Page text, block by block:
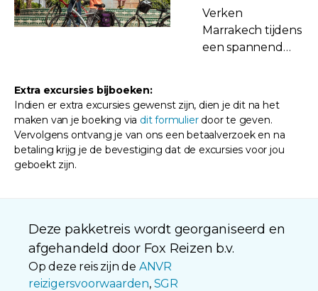
stadje te
verkennen!
Bezoek onder
de haven, de
Joodse wijk
Derb Lealouj en
weer naar je
accommodatie
Verken
Marrakech tijdens
een spannend
onder in de
levendige
kleuren van de
medina, fiets door
oude stadsmuren
fietst en een
Extra excursies bijboeken:
Indien er extra excursies gewenst zijn, dien je dit na het
maken van je boeking via dit formulierdoor te geven.
Vervolgens ontvang je van ons een betaalverzoek en na
betaling krijg je de bevestiging dat de excursies voor jou
geboekt zijn.
Deze pakketreis wordt georganiseerd en
afgehandeld door Fox Reizen b.v.
Op deze reis zijn de ANVR
reizigersvoorwaarden, SGR